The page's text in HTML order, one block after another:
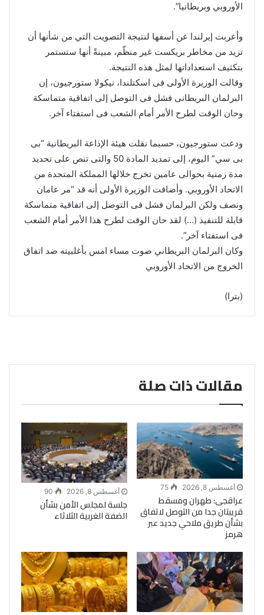
الأوروبي وبريطانيا”.
وأعربت إيرلندا عن أسفها لنتيجة التصويت التي من شأنها أن
تزيد من مخاطر بريكست غير منظّم، مبينةً أنها ستستمر
بتكثيف استعداداتها لمثل هذه النتيجة.
وقالت الوزيرة الأولى فى اسكتلندا، نيكولا ستورجيون، إن
البرلمان البريطانى فشل فى التوصل إلى اتفاقية متماسكة
وحان الوقت لطرح الأمر أمام الشعب فى استفتاء آخر.
ودعت ستورجيون، حسبما نقلت هيئة الإذاعة البريطانية “بى
بى سي” اليوم، إلى تمديد المادة 50 والتى تنص على تحديد
مدة زمنية بحوالى عامين تخرج خلالها المملكة المتحدة من
الاتحاد الأوروبي. وأضافت الوزيرة الأولى أنه قد “مر عامان
ونصف ولكن البرلمان فشل فى التوصل إلى اتفاقية متماسكة
قابلة للتنفيذ (…) لقد حان الوقت لطرح هذا الأمر أمام الشعب
فى استفتاء آخر”.
وكان البرلمان البريطاني صوت مساء امس بأغلبيته ضد اتفاق
الخروج من الاتحاد الأوروبي
(بترا)
مقالات ذات صلة
أغسطس 8, 2026 75
عراقجى: طهران ومسقط
قريبتان جدا من التوصل لاتفاق
بشأن طريق ملاحي جديد عبر
هرمز
أغسطس 8, 2026 90
جلسة لمجلس الأمن بشأن
الضفة الغربية الثلاثاء